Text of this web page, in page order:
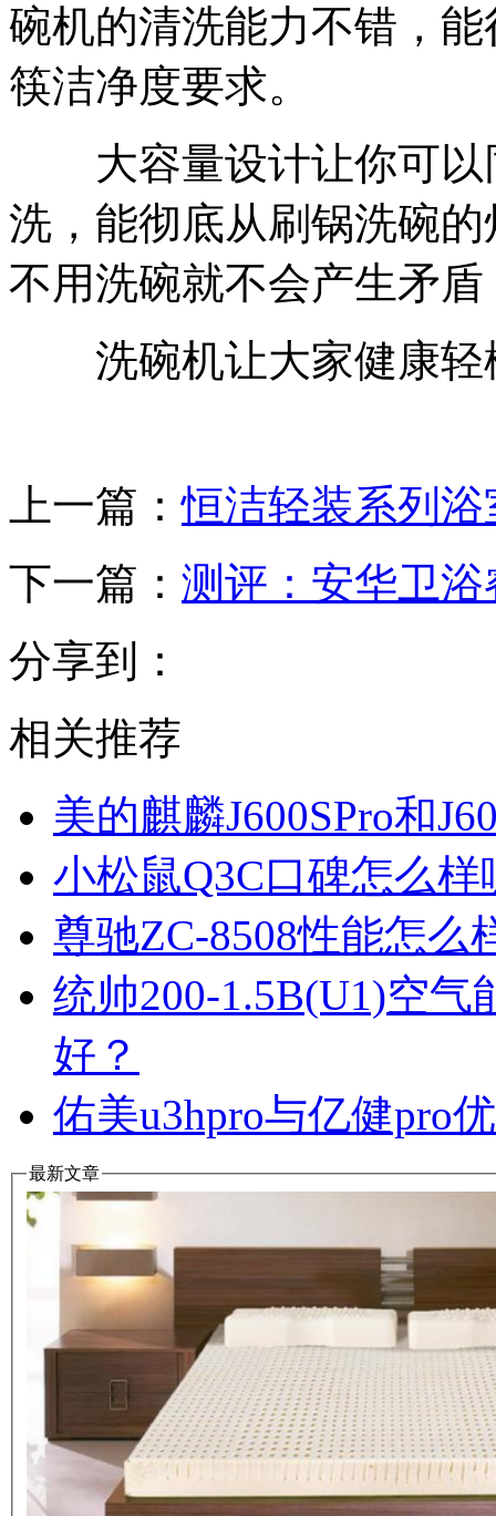
碗机的清洗能力不错，
筷洁净度要求。
大容量设计让你可以
洗，能彻底从刷锅洗碗
不用洗碗就不会产生矛
洗碗机让大家健康轻
上一篇：恒洁轻装系列
下一篇： 测评：安华卫
分享到：
相关推荐
美的麒麟J600SPro和
小松鼠Q3C口碑怎么
尊驰ZC-8508性能怎么
统帅200-1.5B(U1)空
好？
佑美u3hpro与亿健pro
最新文章